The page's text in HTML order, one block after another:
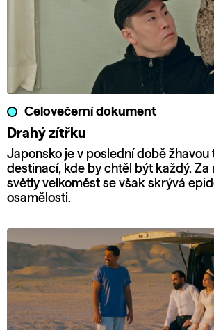
Celovečerní dokument
Drahý zítřku
Japonsko je v poslední době žhavou
destinací, kde by chtěl být každý. Za
světly velkoměst se však skrývá
osamělosti.